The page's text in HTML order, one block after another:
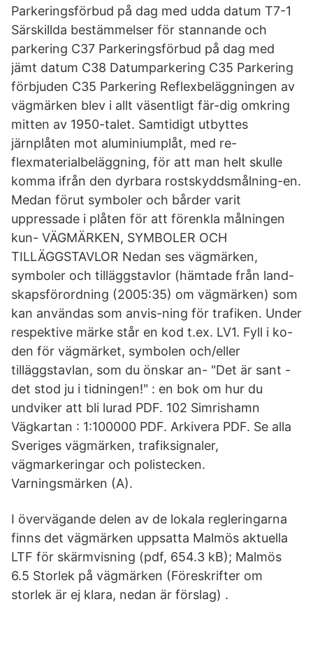
Parkeringsförbud på dag med udda datum T7-1
Särskillda bestämmelser för stannande och
parkering C37 Parkeringsförbud på dag med
jämt datum C38 Datumparkering C35 Parkering
förbjuden C35 Parkering Reflexbeläggningen av
vägmärken blev i allt väsentligt fär-dig omkring
mitten av 1950-talet. Samtidigt utbyttes
järnplåten mot aluminiumplåt, med re-
flexmaterialbeläggning, för att man helt skulle
komma ifrån den dyrbara rostskyddsmålning-en.
Medan förut symboler och bårder varit
uppressade i plåten för att förenkla målningen
kun- VÄGMÄRKEN, SYMBOLER OCH
TILLÄGGSTAVLOR Nedan ses vägmärken,
symboler och tilläggstavlor (hämtade från land-
skapsförordning (2005:35) om vägmärken) som
kan användas som anvis-ning för trafiken. Under
respektive märke står en kod t.ex. LV1. Fyll i ko-
den för vägmärket, symbolen och/eller
tilläggstavlan, som du önskar an- "Det är sant -
det stod ju i tidningen!" : en bok om hur du
undviker att bli lurad PDF. 102 Simrishamn
Vägkartan : 1:100000 PDF. Arkivera PDF. Se alla
Sveriges vägmärken, trafiksignaler,
vägmarkeringar och polistecken.
Varningsmärken (A).
I övervägande delen av de lokala regleringarna
finns det vägmärken uppsatta Malmös aktuella
LTF för skärmvisning (pdf, 654.3 kB); Malmös
6.5 Storlek på vägmärken (Föreskrifter om
storlek är ej klara, nedan är förslag) .